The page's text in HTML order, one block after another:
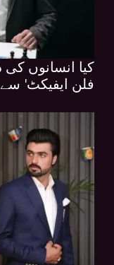
کیا انسانوں
فلن ایفیکٹ'